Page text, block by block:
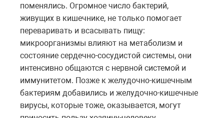
поменялись. Огромное число бактерий,
живущих в кишечнике, не только помогает
переваривать и всасывать пищу:
микроорганизмы влияют на метаболизм и
состояние сердечно-сосудистой системы, они
интенсивно общаются с нервной системой и
иммунитетом. Позже к желудочно-кишечным
бактериям добавились и желудочно-кишечные
вирусы, которые тоже, оказывается, могут